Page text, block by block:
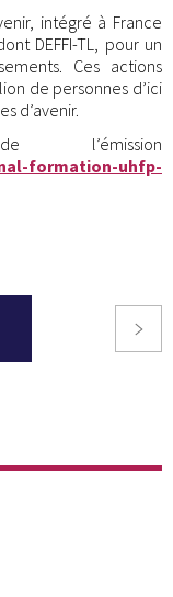
intégré à France
DEFFI-TL, pour un
Ces actions
de personnes d’ici
d’avenir.
formation-uhfp-